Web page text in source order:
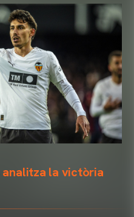
analitza la victòria